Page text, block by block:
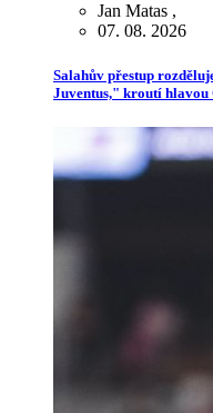
Jan Matas ,
07. 08. 2026
Salahův přestup
Juventus," kroutí